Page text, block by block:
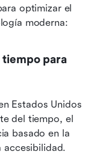
optimizar el
moderna:
para
Estados Unidos
del tiempo, el
basado en la
accesibilidad.